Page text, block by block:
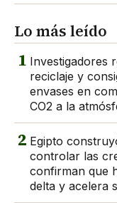
Lo más leído
1 Investigadores
reciclaje y
envases en
CO2 a la
2 Egipto
controlar las
confirman que
delta y acelera